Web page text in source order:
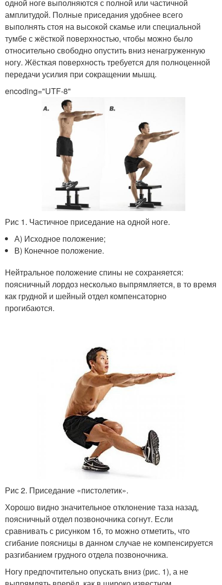
одной ноге выполняются с полной или частичной
амплитудой. Полные приседания удобнее всего
выполнять стоя на высокой скамье или специальной
тумбе с жёсткой поверхностью, чтобы можно было
относительно свободно опустить вниз ненагруженную
ногу. Жёсткая поверхность требуется для полноценной
передачи усилия при сокращении мышц.
encoding="UTF-8"
Рис 1. Частичное приседание на одной ноге.
А) Исходное положение;
В) Конечное положение.
Нейтральное положение спины не сохраняется:
поясничный лордоз несколько выпрямляется, в то время
как грудной и шейный отдел компенсаторно
прогибаются.
Рис 2. Приседание «пистолетик».
Хорошо видно значительное отклонение таза назад,
поясничный отдел позвоночника согнут. Если
сравнивать с рисунком 1б, то можно отметить, что
сгибание поясницы в данном случае не компенсируется
разгибанием грудного отдела позвоночника.
Ногу предпочтительно опускать вниз (рис. 1), а не